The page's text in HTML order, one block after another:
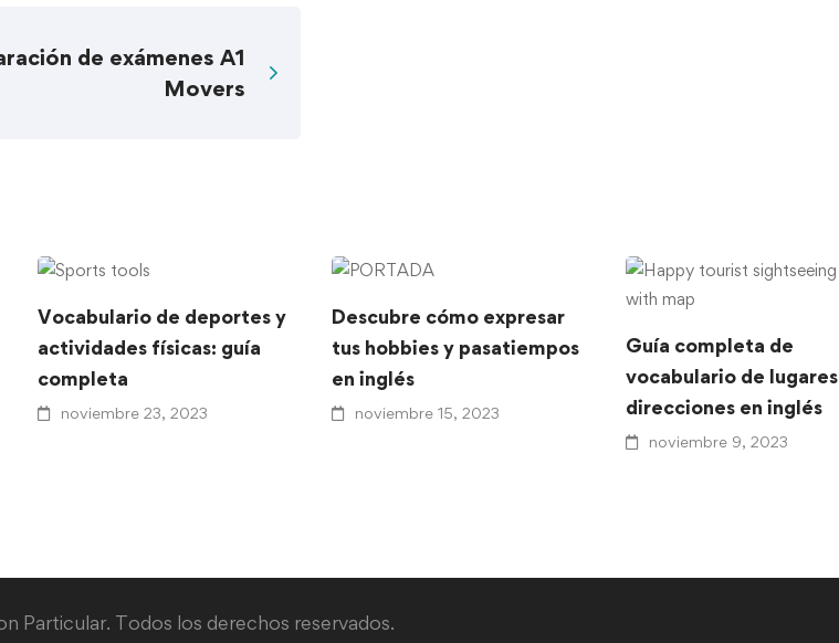
de exámenes A1
Movers
Vocabulario de deportes y
actividades físicas: guía
completa
noviembre 23, 2023
Descubre cómo expresar
tus hobbies y pasatiempos
en inglés
noviembre 15, 2023
Guía completa de
vocabulario de
direcciones en inglés
noviembre 9, 2023
Particular. Todos los derechos reservados.